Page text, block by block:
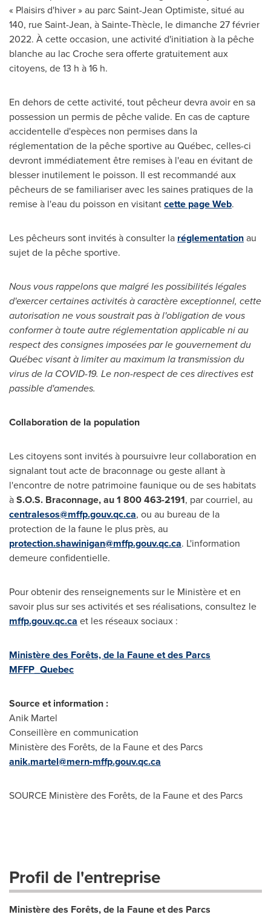
« Plaisirs d'hiver » au parc Saint-Jean Optimiste, situé au
140, rue Saint-Jean, à Sainte-Thècle, le dimanche 27 février
2022. À cette occasion, une activité d'initiation à la pêche
blanche au lac Croche sera offerte gratuitement aux
citoyens, de 13 h à 16 h.
En dehors de cette activité, tout pêcheur devra avoir en sa
possession un permis de pêche valide. En cas de capture
accidentelle d'espèces non permises dans la
réglementation de la pêche sportive au Québec, celles-ci
devront immédiatement être remises à l'eau en évitant de
blesser inutilement le poisson. Il est recommandé aux
pêcheurs de se familiariser avec les saines pratiques de la
remise à l'eau du poisson en visitantcette page Web.
Les pêcheurs sont invités à consulter la réglementationau
sujet de la pêche sportive.
Nous vous rappelons que malgré les possibilités légales
d'exercer certaines activités à caractère exceptionnel, cette
autorisation ne vous soustrait pas à l'obligation de vous
conformer à toute autre réglementation applicable ni au
respect des consignes imposées par le gouvernement du
Québec visant à limiter au maximum la transmission du
virus de la COVID-19. Le non-respect de ces directives est
passible d'amendes.
Collaboration de la population
Les citoyens sont invités à poursuivre leur collaboration en
signalant tout acte de braconnage ou geste allant à
l'encontre de notre patrimoine faunique ou de ses habitats
àS.O.S. Braconnage, au 1 800 463-2191, par courriel, au
centralesos@mffp.gouv.qc.ca, ou au bureau de la
protection de la faune le plus près, au
protection.shawinigan@mffp.gouv.qc.ca. L'information
demeure confidentielle.
Pour obtenir des renseignements sur le Ministère et en
savoir plus sur ses activités et ses réalisations, consultez le
mffp.gouv.qc.ca et les réseaux sociaux :
Ministère des Forêts, de la Faune et des Parcs
MFFP_Quebec
Source et information :
Anik Martel
Conseillère en communication
Ministère des Forêts, de la Faune et des Parcs
anik.martel@mern-mffp.gouv.qc.ca
SOURCE Ministère des Forêts, de la Faune et des Parcs
Profil de l'entreprise
Ministère des Forêts, de la Faune et des Parcs